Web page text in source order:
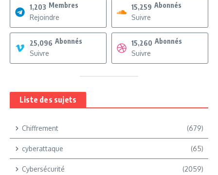
1,203 Membres
Rejoindre
15,259 Abonnés
Suivre
25,096 Abonnés
Suivre
15,260 Abonnés
Suivre
Liste des sujets
Chiffrement (679)
cyberattaque (65)
Cybersécurité (2059)